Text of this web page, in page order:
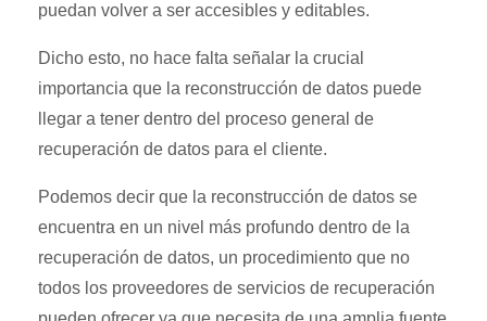
puedan volver a ser accesibles y editables.
Dicho esto, no hace falta señalar la crucial
importancia que la reconstrucción de datos puede
llegar a tener dentro del proceso general de
recuperación de datos para el cliente.
Podemos decir que la reconstrucción de datos se
encuentra en un nivel más profundo dentro de la
recuperación de datos, un procedimiento que no
todos los proveedores de servicios de recuperación